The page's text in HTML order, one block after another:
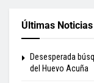
Últimas Noticias
Desesperada
del Huevo Acuña